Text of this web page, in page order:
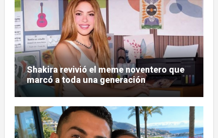
Shakira revivió el meme noventero que
marcó a toda una generación